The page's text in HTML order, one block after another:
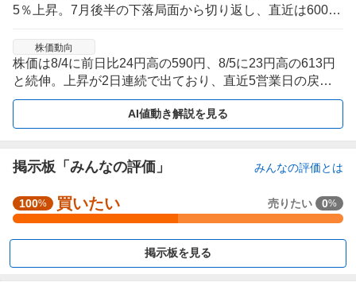
5％上昇。7月後半の下落局面から切り返し、直近は600円
株価動向
株価は8/4に前日比24円高の590円、8/5に23円高の613円
と続伸。上昇が2日連続で出ており、直近5営業日の戻り
を主導した値動き。
AI値動き解説を見る
掲示板「みんなの評価」 みんなの評価とは
強
く
買
100% 買いたい 売りたい 0%
掲示板を見る